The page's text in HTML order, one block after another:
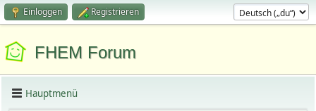
Einloggen Registrieren
FHEM Forum
Hauptmenü